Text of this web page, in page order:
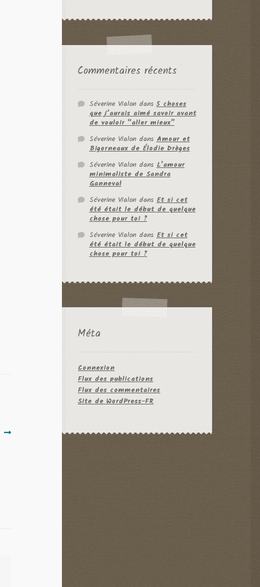
Commentaires récents
Séverine Vialondans5 choses
que j’aurais aimé savoir avant
de vouloir “aller mieux”
Séverine VialondansAmour et
Bigorneaux de Élodie Drèges
Séverine VialondansL’amour
minimaliste de Sandra
Ganneval
Séverine VialondansEt si cet
été était le début de quelque
chose pour toi ?
Séverine VialondansEt si cet
été était le début de quelque
chose pour toi ?
Méta
Connexion
Flux des publications
Flux des commentaires
Site de WordPress-FR